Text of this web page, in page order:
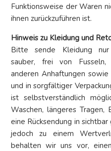
Funktionsweise der Waren
ihnen zurückzuführen ist.
Hinweis zu Kleidung und
Bitte sende Kleidung nur
sauber, frei von Fusseln,
anderen Anhaftungen
und in sorgfältiger
ist selbstverständlich
Waschen, längeres
eine Rücksendung in
jedoch zu einem
behalten wir uns vor,